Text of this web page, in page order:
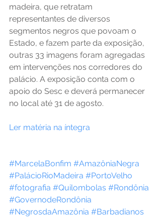
madeira, que retratam
representantes de diversos
segmentos negros que povoam o
Estado, e fazem parte da exposição,
outras 33 imagens foram agregadas
em intervenções nos corredores do
palácio. A exposição conta com o
apoio do Sesc e deverá permanecer
no local até 31 de agosto.
Ler matéria na íntegra
#MarcelaBonfim #AmazôniaNegra
#PalácioRioMadeira #PortoVelho
#fotografia #Quilombolas #Rondônia
#GovernodeRondônia
#NegrosdaAmazônia #Barbadianos